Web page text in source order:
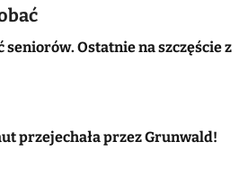
seniorów. Ostatnie na szczęście z
przejechała przez Grunwald!